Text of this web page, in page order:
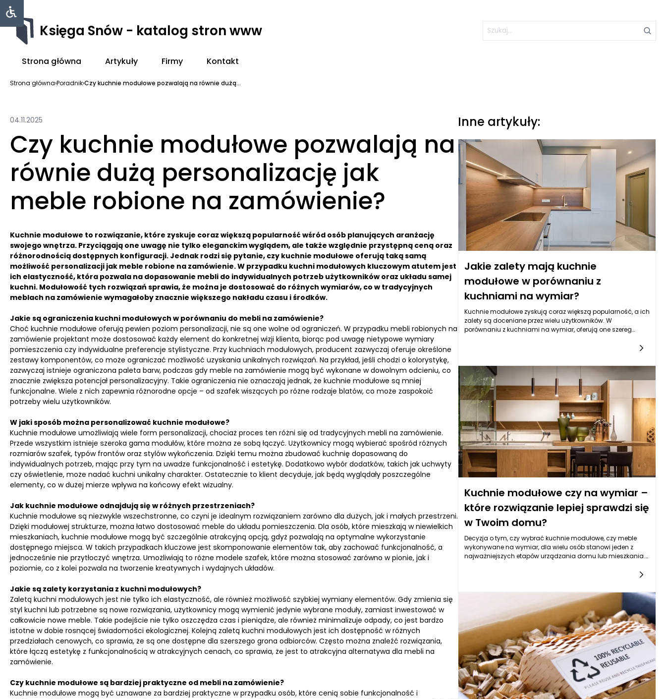
Księga Snów - katalog stron www
Strona główna Artykuły Firmy Kontakt
Strona główna›Poradnik›Czy kuchnie modułowe pozwalają na równie dużą...
04.11.2025
Czy kuchnie modułowe pozwalają na
równie dużą personalizację jak
meble robione na zamówienie?
Kuchnie modułowe to rozwiązanie, które zyskuje coraz większą popularność wśród osób planujących aranżację
swojego wnętrza. Przyciągają one uwagę nie tylko eleganckim wyglądem, ale także względnie przystępną ceną oraz
różnorodnością dostępnych konfiguracji. Jednak rodzi się pytanie, czy kuchnie modułowe oferują taką samą
możliwość personalizacji jak meble robione na zamówienie. W przypadku kuchni modułowych kluczowym atutem jest
ich elastyczność, która pozwala na dopasowanie mebli do indywidualnych potrzeb użytkowników oraz układu samej
kuchni. Modułowość tych rozwiązań sprawia, że można je dostosować do różnych wymiarów, co w tradycyjnych
meblach na zamówienie wymagałoby znacznie większego nakładu czasu i środków.
Jakie są ograniczenia kuchni modułowych w porównaniu do mebli na zamówienie?
Choć kuchnie modułowe oferują pewien poziom personalizacji, nie są one wolne od ograniczeń. W przypadku mebli robionych na
zamówienie projektant może dostosować każdy element do konkretnej wizji klienta, biorąc pod uwagę nietypowe wymiary
pomieszczenia czy indywidualne preferencje stylistyczne. Przy kuchniach modułowych, producent zazwyczaj oferuje określone
zestawy komponentów, co może ograniczać możliwość uzyskania unikalnych rozwiązań. Na przykład, jeśli chodzi o kolorystykę,
zazwyczaj istnieje ograniczona paleta barw, podczas gdy meble na zamówienie mogą być wykonane w dowolnym odcieniu, co
znacznie zwiększa potencjał personalizacyjny. Takie ograniczenia nie oznaczają jednak, że kuchnie modułowe są mniej
funkcjonalne. Wiele z nich zapewnia różnorodne opcje – od szafek wiszących po różne rodzaje blatów, co może zaspokoić
potrzeby wielu użytkowników.
W jaki sposób można personalizować kuchnie modułowe?
Kuchnie modułowe umożliwiają wiele form personalizacji, chociaż proces ten różni się od tradycyjnych mebli na zamówienie.
Przede wszystkim istnieje szeroka gama modułów, które można ze sobą łączyć. Użytkownicy mogą wybierać spośród różnych
rozmiarów szafek, typów frontów oraz stylów wykończenia. Dzięki temu można zbudować kuchnię dopasowaną do
indywidualnych potrzeb, mając przy tym na uwadze funkcjonalność i estetykę. Dodatkowo wybór dodatków, takich jak uchwyty
czy oświetlenie, może nadać kuchni unikalny charakter. Ostatecznie to klient decyduje, jak będą wyglądały poszczególne
elementy, co w dużej mierze wpływa na końcowy efekt wizualny.
Jak kuchnie modułowe odnajdują się w różnych przestrzeniach?
Kuchnie modułowe są niezwykle wszechstronne, co czyni je idealnym rozwiązaniem zarówno dla dużych, jak i małych przestrzeni.
Dzięki modułowej strukturze, można łatwo dostosować meble do układu pomieszczenia. Dla osób, które mieszkają w niewielkich
mieszkaniach, kuchnie modułowe mogą być szczególnie atrakcyjną opcją, gdyż pozwalają na optymalne wykorzystanie
dostępnego miejsca. W takich przypadkach kluczowe jest skomponowanie elementów tak, aby zachować funkcjonalność, a
jednocześnie nie przytłoczyć wnętrza. Umożliwiają to różne modele szafek, które można stosować zarówno w pionie, jak i
poziomie, co z kolei pozwala na tworzenie kreatywnych i wydajnych układów.
Jakie są zalety korzystania z kuchni modułowych?
Zaletą kuchni modułowych jest nie tylko ich elastyczność, ale również możliwość szybkiej wymiany elementów. Gdy zmienia się
styl kuchni lub potrzebne są nowe rozwiązania, użytkownicy mogą wymienić jedynie wybrane moduły, zamiast inwestować w
całkowicie nowe meble. Takie podejście nie tylko oszczędza czas i pieniądze, ale również minimalizuje odpady, co jest bardzo
istotne w dobie rosnącej świadomości ekologicznej. Kolejną zaletą kuchni modułowych jest ich dostępność w różnych
przedziałach cenowych, co sprawia, że są one dostępne dla szerszego grona odbiorców. Często można znaleźć rozwiązania,
które łączą estetykę z funkcjonalnością w atrakcyjnych cenach, co sprawia, że jest to atrakcyjna alternatywa dla mebli na
zamówienie.
Czy kuchnie modułowe są bardziej praktyczne od mebli na zamówienie?
Kuchnie modułowe mogą być uznawane za bardziej praktyczne w przypadku osób, które cenią sobie funkcjonalność i
Inne artykuły:
Jakie zalety mają kuchnie
modułowe w porównaniu z
kuchniami na wymiar?
Kuchnie modułowe zyskują coraz większą popularność, a ich
zalety są doceniane przez wielu użytkowników. W
porównaniu z kuchniami na wymiar, oferują one szereg
użytkowania oraz estetykę pomieszczenia. Pierwszą istotną
stylizacyjna różnorodność. Kuchnie modułowe wykonane są
z gotowych komponentów, które można łączyć w dowolny
sposób, co pozwala na łatwe dostosowanie ich do
indywidualnych potrzeb. Użytkownik ma możliwość wyboru z
szerokiej gamy frontów, kolorów czy wykończeń, co ułatwia
dopasowanie do istniejącego wystroju wnętrza.
Kuchnie modułowe czy na wymiar –
które rozwiązanie lepiej sprawdzi się
w Twoim domu?
Decyzja o tym, czy wybrać kuchnie modułowe, czy meble
wykonywane na wymiar, dla wielu osób stanowi jeden z
najważniejszych etapów urządzania domu lub mieszkania.
kuchni modułowej do swoich potrzeb i stylu życia, ponieważ
to właśnie układ decyduje o funkcjonalności całego
pomieszczenia. Kuchnie modułowe zachęcają
elastycznością, szybkim czasem realizacji oraz dużą
dostępnością gotowych rozwiązań. Z kolei kuchnie na
wymiar pozwalają stworzyć projekt w pełni indywidualny,
dopasowany do każdego centymetra przestrzeni.
Wybierając pomiędzy tymi dwiema opcjami, warto
przeanalizować, czy ważniejsza jest dla nas szybkość i
niższy koszt, czy pełna personalizacja i unikatowy charakter
zabudowy.